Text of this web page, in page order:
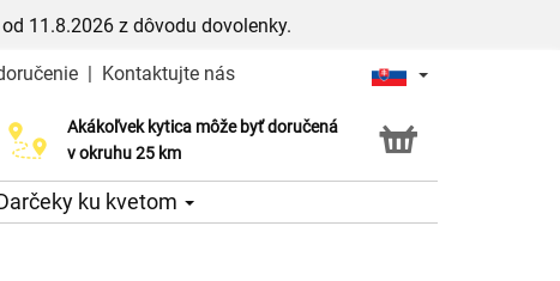
11.8.2026 z dôvodu dovolenky.
| Kontaktujte nás
Akákoľvek kytica môže byť doručená
v okruhu 25 km
Služba Click & Collect
ku kvetom